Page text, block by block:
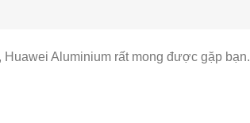
Aluminium rất mong được gặp bạn.